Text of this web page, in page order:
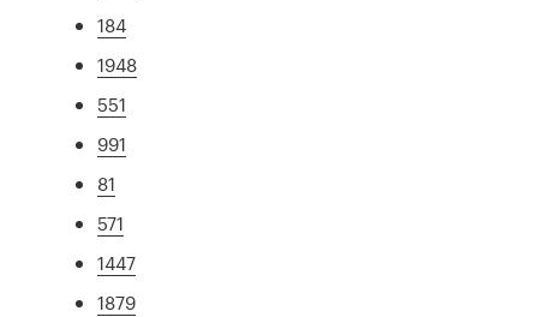
184
1948
551
991
81
571
1447
1879